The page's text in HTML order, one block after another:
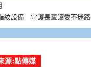
紋設備 守護長輩讓愛不迷路
源:點傳媒